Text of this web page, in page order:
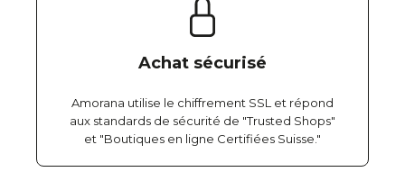
Achat sécurisé
Amorana utilise le chiffrement SSL et répond
aux standards de sécurité de "Trusted Shops"
et "Boutiques en ligne Certifiées Suisse."